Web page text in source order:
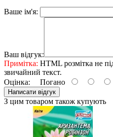
Ваше ім'я:
Ваш відгук:
Примітка: HTML розмітка не
звичайний текст.
Оцінка: Погано
Написати відгук
З цим товаром також купують